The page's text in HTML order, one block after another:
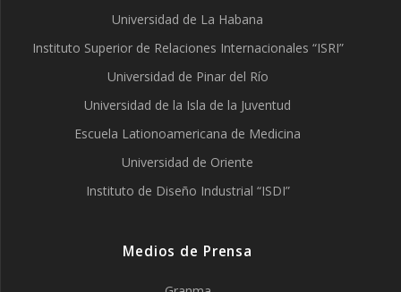
Universidad de La Habana
Instituto Superior de Relaciones Internacionales “ISRI”
Universidad de Pinar del Río
Universidad de la Isla de la Juventud
Escuela Lationoamericana de Medicina
Universidad de Oriente
Instituto de Diseño Industrial “ISDI”
Medios de Prensa